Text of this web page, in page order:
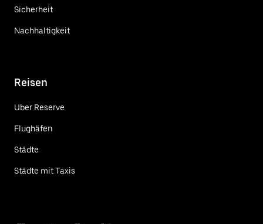
Sicherheit
Nachhaltigkeit
Reisen
Uber Reserve
Flughäfen
Städte
Städte mit Taxis